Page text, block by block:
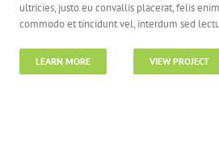
ultricies, justo eu convallis placerat, felis
commodo et tincidunt vel, interdum sed
LEARN MORE VIEW PROJECT